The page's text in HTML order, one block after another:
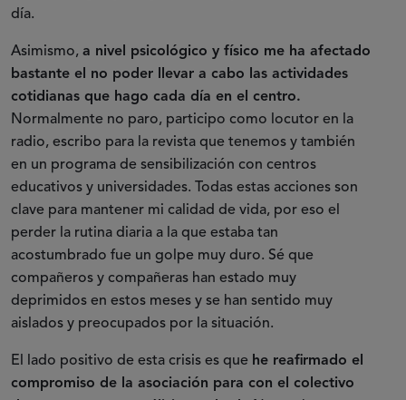
día.
Asimismo, a nivel psicológico y físico me ha afectado
bastante el no poder llevar a cabo las actividades
cotidianas que hago cada día en el centro.
Normalmente no paro, participo como locutor en la
radio, escribo para la revista que tenemos y también
en un programa de sensibilización con centros
educativos y universidades. Todas estas acciones son
clave para mantener mi calidad de vida, por eso el
perder la rutina diaria a la que estaba tan
acostumbrado fue un golpe muy duro. Sé que
compañeros y compañeras han estado muy
deprimidos en estos meses y se han sentido muy
aislados y preocupados por la situación.
El lado positivo de esta crisis es que he reafirmado el
compromiso de la asociación para con el colectivo